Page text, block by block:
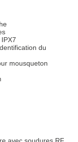
du
mousqueton
avec soudures RF